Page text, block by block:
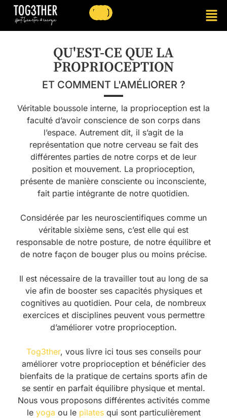
QU'EST-CE QUE LA
PROPRIOCEPTION
ET COMMENT L'AMÉLIORER ?
Véritable boussole interne, la proprioception est la
faculté d’avoir conscience de son corps dans
l’espace. Autrement dit, il s’agit de la
représentation que notre cerveau se fait des
différentes parties de notre corps et de leur
position et mouvement. La proprioception,
présente de manière consciente ou inconsciente,
fait partie intégrante de notre quotidien.
Considérée par les neuroscientifiques comme un
véritable sixième sens, c’est elle qui est
responsable de notre posture, de notre équilibre et
de notre façon de bouger plus ou moins précise.
Il est nécessaire de la travailler tout au long de sa
vie afin de booster ses capacités physiques et
cognitives au quotidien. Pour cela, de nombreux
exercices et disciplines peuvent vous permettre
d’améliorer votre proprioception.
Tog3ther, vous livre ici tous ses conseils pour
améliorer votre proprioception et bénéficier des
bienfaits de la pratique de certains sports afin de
se sentir en parfait équilibre physique et mental.
Nous vous proposons différentes activités comme
le yoga ou le pilates qui sont particulièrement